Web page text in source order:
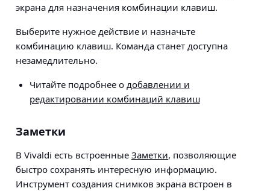
экрана для назначения комбинации клавиш.
Выберите нужное действие и назначьте
комбинацию клавиш. Команда станет доступна
незамедлительно.
Читайте подробнее о добавлении и
редактировании комбинаций клавиш
Заметки
В Vivaldi есть встроенные Заметки, позволяющие
быстро сохранять интересную информацию.
Инструмент создания снимков экрана встроен в